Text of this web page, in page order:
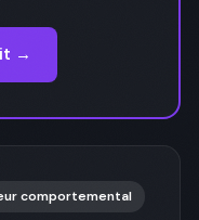
→
comportemental